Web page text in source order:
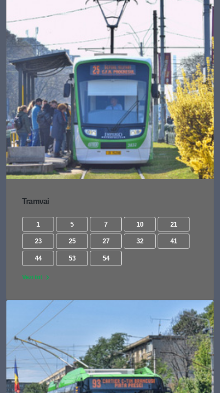
Tramvai
1 5 7 10 21
23 25 27 32 41
44 53 54
Vezi tot